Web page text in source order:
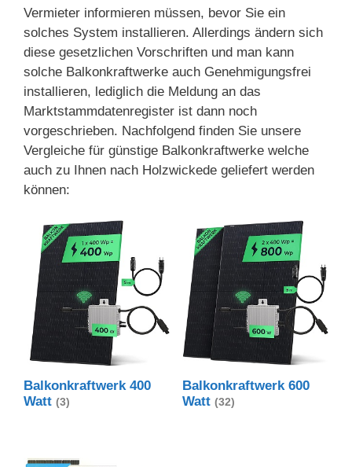
Vermieter informieren müssen, bevor Sie ein
solches System installieren. Allerdings ändern sich
diese gesetzlichen Vorschriften und man kann
solche Balkonkraftwerke auch Genehmigungsfrei
installieren, lediglich die Meldung an das
Marktstammdatenregister ist dann noch
vorgeschrieben. Nachfolgend finden Sie unsere
Vergleiche für günstige Balkonkraftwerke welche
auch zu Ihnen nach Holzwickede geliefert werden
können:
Balkonkraftwerk 400
Watt (3)
Balkonkraftwerk 600
Watt (32)